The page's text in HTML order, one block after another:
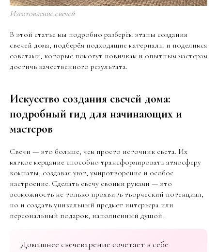
Изготовление свечей
В этой статье мы подробно разберём этапы создания
свечей дома, подберём подходящие материалы и поделимся
советами, которые помогут новичкам и опытным мастерам
достичь качественного результата.
Искусство создания свечей дома:
подробный гид для начинающих и
мастеров
Свечи — это больше, чем просто источник света. Их
мягкое мерцание способно трансформировать атмосферу
комнаты, создавая уют, умиротворение и особое
настроение. Сделать свечу своими руками — это
возможность не только проявить творческий потенциал,
но и создать уникальный предмет интерьера или
персональный подарок, наполненный душой.
Домашнее свечеварение сочетает в себе